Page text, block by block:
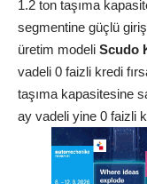
1.2 ton taşıma
segmentine güçlü
üretim modeli Scudo
vadeli 0 faizli kredi
taşıma kapasitesine
ay vadeli yine 0 faizli